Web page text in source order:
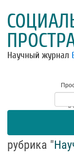
Научный журнал
* - в
рубрика "